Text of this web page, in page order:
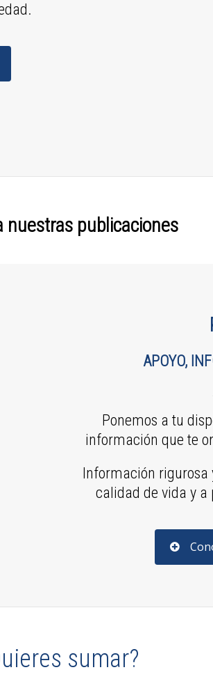
nuestras publicaciones
APOYO,
Ponemos a tu
información que te
Información rigurosa
calidad de vida y
sumar?